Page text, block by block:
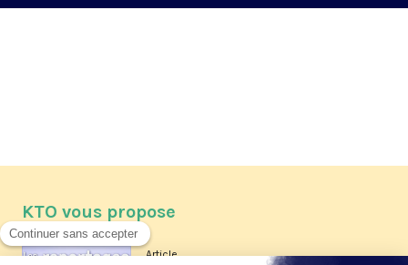
KTO vous propose
Article